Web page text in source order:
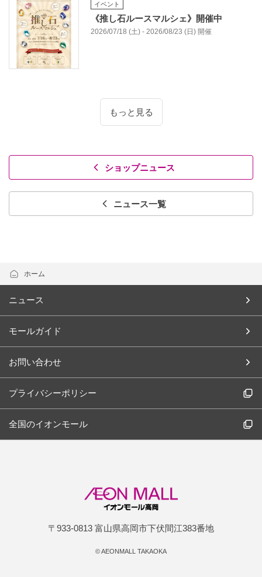
イベント
《推し石ルースマルシェ》開催中
2026/07/18 (土) - 2026/08/23 (日) 開催
もっと見る
ショップニュース
ニュース一覧
ホーム
ニュース
モールガイド
お問い合わせ
プライバシーポリシー
全国のイオンモール
〒933-0813 富山県高岡市下伏間江383番地
©AEONMALL TAKAOKA